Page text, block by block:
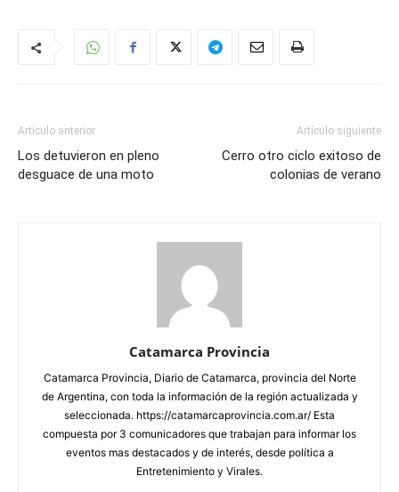
Artículo anterior
Los detuvieron en pleno
desguace de una moto
Artículo siguiente
Cerro otro ciclo exitoso de
colonias de verano
Catamarca Provincia
Catamarca Provincia, Diario de Catamarca, provincia del Norte
de Argentina, con toda la información de la región actualizada y
seleccionada. https://catamarcaprovincia.com.ar/ Esta
compuesta por 3 comunicadores que trabajan para informar los
eventos mas destacados y de interés, desde política a
Entretenimiento y Virales.